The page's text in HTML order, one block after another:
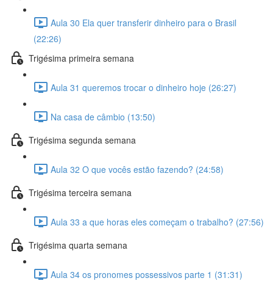
Aula 30 Ela quer transferir dinheiro para o Brasil
(22:26)
Trigésima primeira semana
Aula 31 queremos trocar o dinheiro hoje (26:27)
Na casa de câmbio (13:50)
Trigésima segunda semana
Aula 32 O que vocês estão fazendo? (24:58)
Trigésima terceira semana
Aula 33 a que horas eles começam o trabalho? (27:56)
Trigésima quarta semana
Aula 34 os pronomes possessivos parte 1 (31:31)